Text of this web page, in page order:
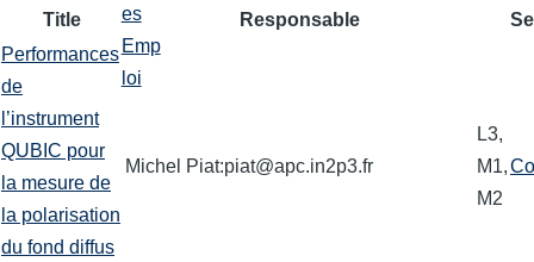
Title Responsable
Performances
de
l’instrument
QUBIC pour
la mesure de
la polarisation
du fond diffus
Michel Piat:piat@apc.in2p3.fr
L3,
M1,
M2
es
Emp
loi